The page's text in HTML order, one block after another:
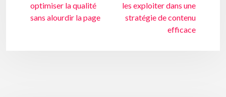
optimiser la qualité
sans alourdir la page
les exploiter dans une
stratégie de contenu
efficace